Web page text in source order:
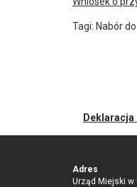
Tagi: Nabór
Adres
Urząd Miejski w